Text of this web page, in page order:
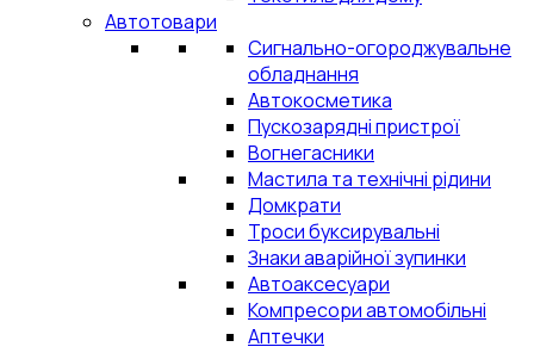
Автотовари
Сигнально-огороджувальне
обладнання
Автокосметика
Пускозарядні пристрої
Вогнегасники
Мастила та технічні рідини
Домкрати
Троси буксирувальні
Знаки аварійної зупинки
Автоаксесуари
Компресори автомобільні
Аптечки